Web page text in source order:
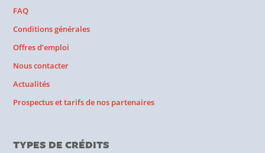
FAQ
Conditions générales
Offres d’emploi
Nous contacter
Actualités
Prospectus et tarifs de nos partenaires
TYPES DE CRÉDITS